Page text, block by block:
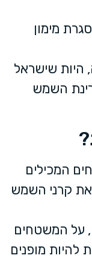
מימון
היות שישראל
השמש
?
המכילים
את קרני השמש
על המשטחים
להיות מופנים